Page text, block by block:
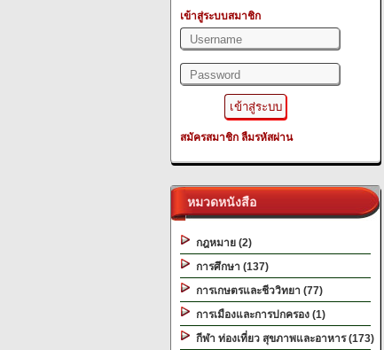
เข้าสู่ระบบสมาชิก
สมัครสมาชิก ลืมรหัสผ่าน
หมวดหนังสือ
กฎหมาย (2)
การศึกษา (137)
การเกษตรและชีววิทยา (77)
การเมืองและการปกครอง (1)
กีฬา ท่องเที่ยว สุขภาพและอาหาร (173)